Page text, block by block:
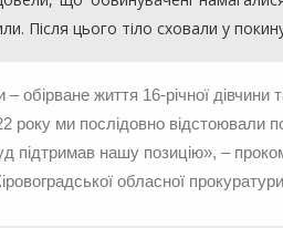
Після цього тіло сховали у
обірване життя 16-річної дівчини
року ми послідовно відстоювали
підтримав нашу позицію», –
обласної